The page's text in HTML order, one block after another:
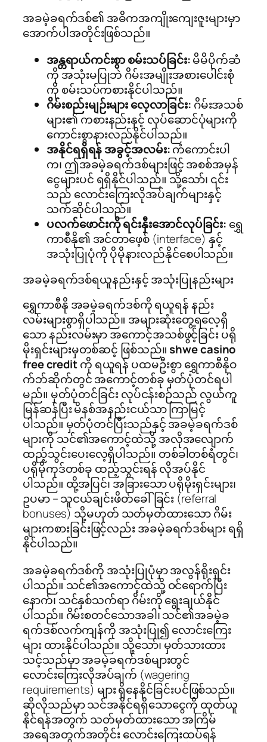
အခမဲ့ခရက်ဒစ်၏ အဓိကအကျိုးကျေးဇူးများမှာ
အောက်ပါအတိုင်းဖြစ်သည်။
အန္တရာယ်ကင်းစွာ စမ်းသပ်ခြင်း:မိမိပိုက်ဆံ
ကို အသုံးမပြုဘဲ ဂိမ်းအမျိုးအစားပေါင်းစုံ
ကို စမ်းသပ်ကစားနိုင်ပါသည်။
ဂိမ်းစည်းမျဉ်းများ လေ့လာခြင်း: ဂိမ်းအသစ်
များ၏ ကစားနည်းနှင့် လုပ်ဆောင်ပုံများကို
ကောင်းစွာနားလည်နိုင်ပါသည်။
အနိုင်ရရှိရန် အခွင့်အလမ်း:ကံကောင်းပါ
က၊ ဤအခမဲ့ခရက်ဒစ်များဖြင့် အစစ်အမှန်
ငွေများပင် ရရှိနိုင်ပါသည်။ သို့သော်၊ ၎င်း
သည် လောင်းကြေးလိုအပ်ချက်များနှင့်
သက်ဆိုင်ပါသည်။
ပလက်ဖောင်းကို ရင်းနှီးအောင်လုပ်ခြင်း: ရွှေ
ကာစီနို၏ အင်တာဖေ့စ် (interface) နှင့်
အသုံးပြုပုံကို ပိုမိုနားလည်နိုင်စေပါသည်။
အခမဲ့ခရက်ဒစ်ရယူနည်းနှင့် အသုံးပြုနည်းများ
ရွှေကာစီနို အခမဲ့ခရက်ဒစ်ကို ရယူရန် နည်း
လမ်းများစွာရှိပါသည်။ အများဆုံးတွေ့ရလေ့ရှိ
သော နည်းလမ်းမှာ အကောင့်အသစ်ဖွင့်ခြင်း ပရို
မိုးရှင်းများမှတစ်ဆင့် ဖြစ်သည်။shwe casino
free creditကို ရယူရန် ပထမဦးစွာ ရွှေကာစီနိုဝ
က်ဘ်ဆိုက်တွင် အကောင့်တစ်ခု မှတ်ပုံတင်ရပါ
မည်။ မှတ်ပုံတင်ခြင်း လုပ်ငန်းစဉ်သည် လွယ်ကူ
မြန်ဆန်ပြီး မိနစ်အနည်းငယ်သာ ကြာမြင့်
ပါသည်။ မှတ်ပုံတင်ပြီးသည်နှင့် အခမဲ့ခရက်ဒစ်
များကို သင်၏အကောင့်ထဲသို့ အလိုအလျောက်
ထည့်သွင်းပေးလေ့ရှိပါသည်။ တစ်ခါတစ်ရံတွင်၊
ပရိုမိုကုဒ်တစ်ခု ထည့်သွင်းရန် လိုအပ်နိုင်
ပါသည်။ ထို့အပြင်၊ အခြားသော ပရိုမိုးရှင်းများ၊
ဥပမာ – သူငယ်ချင်းဖိတ်ခေါ်ခြင်း (referral
bonuses) သို့မဟုတ် သတ်မှတ်ထားသော ဂိမ်း
များကစားခြင်းဖြင့်လည်း အခမဲ့ခရက်ဒစ်များ ရရှိ
နိုင်ပါသည်။
အခမဲ့ခရက်ဒစ်ကို အသုံးပြုပုံမှာ အလွန်ရိုးရှင်း
ပါသည်။ သင်၏အကောင့်ထဲသို့ ဝင်ရောက်ပြီး
နောက်၊ သင်နှစ်သက်ရာ ဂိမ်းကို ရွေးချယ်နိုင်
ပါသည်။ ဂိမ်းစတင်သောအခါ၊ သင်၏အခမဲ့ခ
ရက်ဒစ်လက်ကျန်ကို အသုံးပြု၍ လောင်းကြေး
များ ထားနိုင်ပါသည်။ သို့သော်၊ မှတ်သားထား
သင့်သည်မှာ အခမဲ့ခရက်ဒစ်များတွင်
လောင်းကြေးလိုအပ်ချက် (wagering
requirements) များ ရှိနေနိုင်ခြင်းပင်ဖြစ်သည်။
ဆိုလိုသည်မှာ သင်အနိုင်ရရှိသောငွေကို ထုတ်ယူ
နိုင်ရန်အတွက် သတ်မှတ်ထားသော အကြိမ်
အရေအတွက်အတိုင်း လောင်းကြေးထပ်ရန်